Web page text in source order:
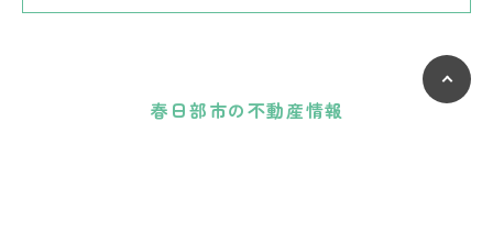
春日部市の不動産情報